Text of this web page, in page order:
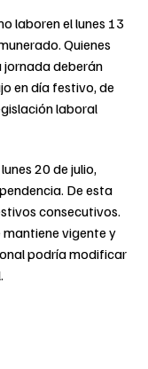
laboren el lunes 13
Quienes
jornada deberán
en día festivo, de
laboral
20 de julio,
De esta
consecutivos.
mantiene vigente y
podría modificar